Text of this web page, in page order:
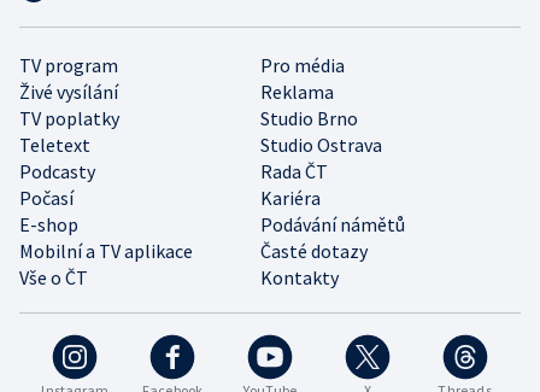
TV program
Pro média
Živé vysílání
Reklama
TV poplatky
Studio Brno
Teletext
Studio Ostrava
Podcasty
Rada ČT
Počasí
Kariéra
E-shop
Podávání námětů
Mobilní a TV aplikace
Časté dotazy
Vše o ČT
Kontakty